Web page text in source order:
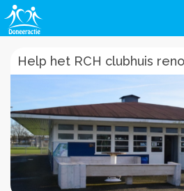
Help het RCH clubhuis